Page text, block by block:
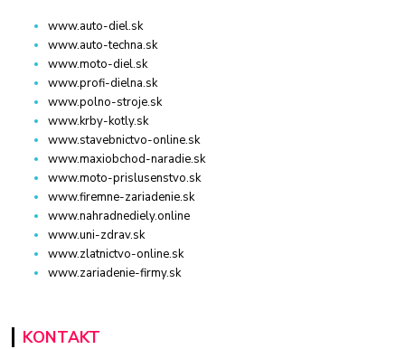
www.auto-diel.sk
www.auto-techna.sk
www.moto-diel.sk
www.profi-dielna.sk
www.polno-stroje.sk
www.krby-kotly.sk
www.stavebnictvo-online.sk
www.maxiobchod-naradie.sk
www.moto-prislusenstvo.sk
www.firemne-zariadenie.sk
www.nahradnediely.online
www.uni-zdrav.sk
www.zlatnictvo-online.sk
www.zariadenie-firmy.sk
KONTAKT